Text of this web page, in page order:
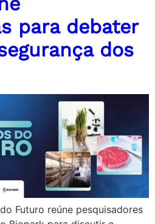
para debater
dos
Futuro reúne pesquisadores